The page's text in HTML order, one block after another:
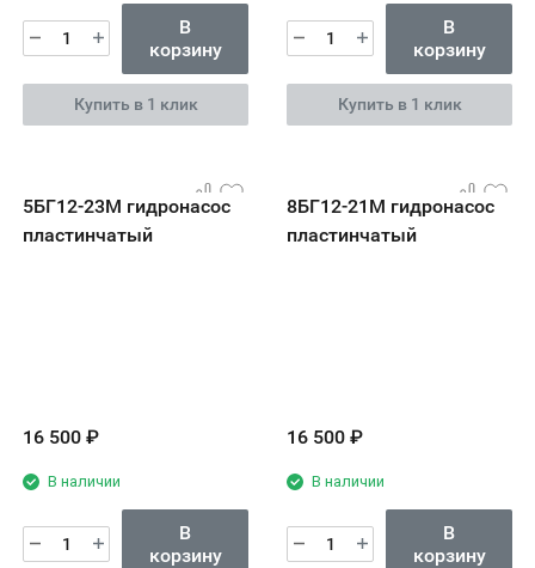
В
корзину
Купить в 1 клик
В
корзину
Купить в 1 клик
5БГ12-23М гидронасос
пластинчатый
16 500 ₽
В наличии
В
корзину
8БГ12-21М гидронасос
пластинчатый
16 500 ₽
В наличии
В
корзину